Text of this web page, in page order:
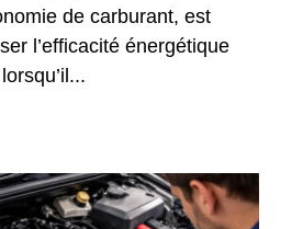
de carburant, est
l’efficacité énergétique